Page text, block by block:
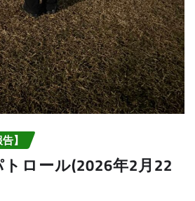
】
トロール(2026年2月22